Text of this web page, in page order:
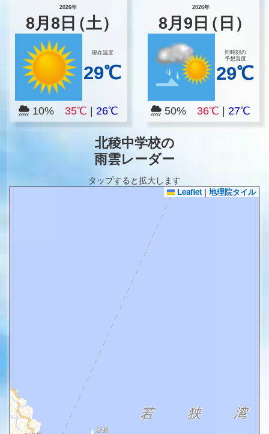
2026年
8月8 日（土）
現在温度
29℃
10% 35℃ 26℃
2026年
8月 9 日（日）
同時刻の
予想温度
29℃
50%36℃ |27℃
北稜中学校の
雨雲レーダー
タップすると拡大します
Leaflet | 地理院タイル